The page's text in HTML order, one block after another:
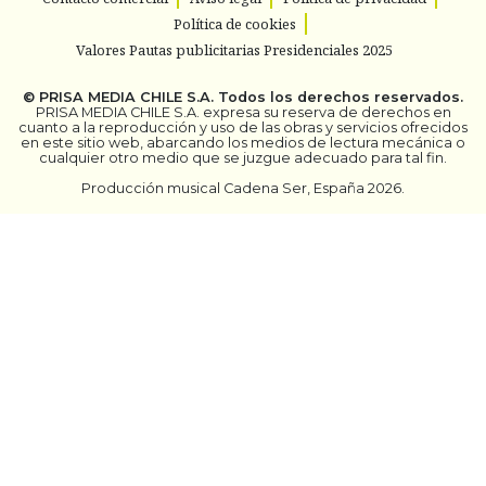
Política de cookies
Valores Pautas publicitarias Presidenciales 2025
© PRISA MEDIA CHILE S.A. Todos los derechos reservados.
PRISA MEDIA CHILE S.A. expresa su reserva de derechos en
cuanto a la reproducción y uso de las obras y servicios ofrecidos
en este sitio web, abarcando los medios de lectura mecánica o
cualquier otro medio que se juzgue adecuado para tal fin.
Producción musical Cadena Ser, España 2026.